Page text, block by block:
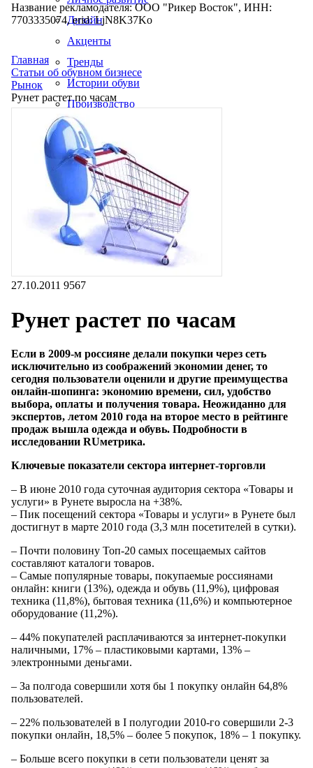
Дизайн
Акценты
Тренды
Истории обуви
Производство
Название рекламодателя: ООО "Рикер Восток", ИНН:
7703335074, erid: LjN8K37Ko
Главная
Статьи об обувном бизнесе
Рынок
Рунет растет по часам
27.10.2011 9567
Рунет растет по часам
Если в 2009-м россияне делали покупки через сеть
исключительно из соображений экономии денег, то
сегодня пользователи оценили и другие преимущества
онлайн-шопинга: экономию времени, сил, удобство
выбора, оплаты и получения товара. Неожиданно для
экспертов, летом 2010 года на второе место в рейтинге
продаж вышла одежда и обувь. Подробности в
исследовании RUметрика.
Ключевые показатели сектора интернет-торговли
– В июне 2010 года суточная аудитория сектора «Товары и
услуги» в Рунете выросла на +38%.
– Пик посещений сектора «Товары и услуги» в Рунете был
достигнут в марте 2010 года (3,3 млн посетителей в сутки).
– Почти половину Топ-20 самых посещаемых сайтов
составляют каталоги товаров.
– Самые популярные товары, покупаемые россиянами
онлайн: книги (13%), одежда и обувь (11,9%), цифровая
техника (11,8%), бытовая техника (11,6%) и компьютерное
оборудование (11,2%).
– 44% покупателей расплачиваются за интернет-покупки
наличными, 17% – пластиковыми картами, 13% –
электронными деньгами.
– За полгода совершили хотя бы 1 покупку онлайн 64,8%
пользователей.
– 22% пользователей в I полугодии 2010-го совершили 2-3
покупки онлайн, 18,5% – более 5 покупок, 18% – 1 покупку.
– Больше всего покупки в сети пользователи ценят за